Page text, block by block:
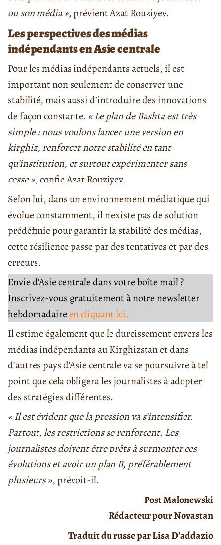
ou son média », prévient Azat Rouziyev.
Les perspectives des médias
indépendants en Asie centrale
Pour les médias indépendants actuels, il est
important non seulement de conserver une
stabilité, mais aussi d’introduire des innovations
de façon constante. « Le plan de Bashta est très
simple : nous voulons lancer une version en
kirghiz, renforcer notre stabilité en tant
qu’institution, et surtout expérimenter sans
cesse », confie Azat Rouziyev.
Selon lui, dans un environnement médiatique qui
évolue constamment, il n’existe pas de solution
prédéfinie pour garantir la stabilité des médias,
cette résilience passe par des tentatives et par des
erreurs.
Envie d'Asie centrale dans votre boîte mail ?
Inscrivez-vous gratuitement à notre newsletter
hebdomadaireen cliquant ici.
Il estime également que le durcissement envers les
médias indépendants au Kirghizstan et dans
d’autres pays d’Asie centrale va se poursuivre à tel
point que cela obligera les journalistes à adopter
des stratégies différentes.
« Il est évident que la pression va s’intensifier.
Partout, les restrictions se renforcent. Les
journalistes doivent être prêts à surmonter ces
évolutions et avoir un plan B, préférablement
plusieurs », prévoit-il.
Post Malonewski
Rédacteur pour Novastan
Traduit du russe par Lisa D’addazio